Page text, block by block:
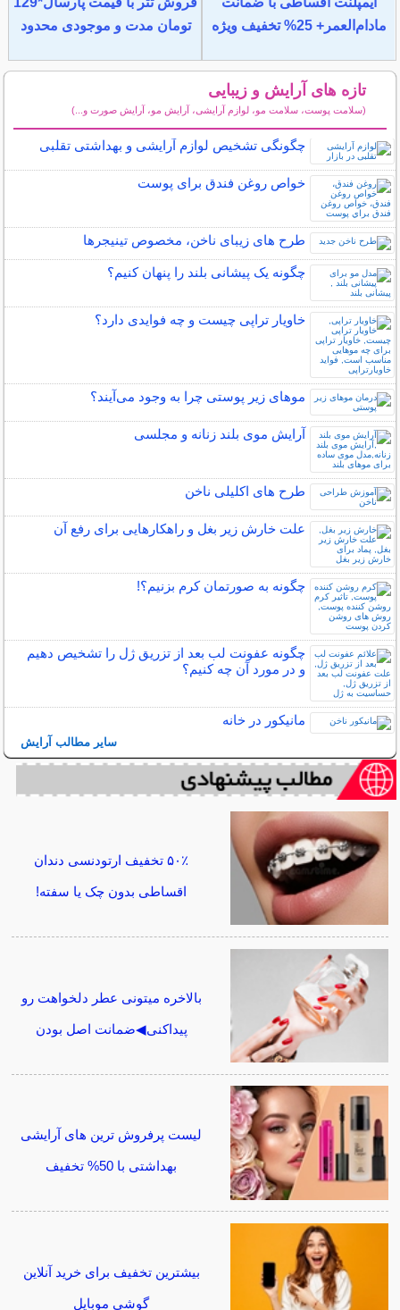
مادام‌العمر+ 25% تخفیف ویژه
تومان مدت و موجودی محدود
تازه های آرایش و زیبایی
(سلامت پوست، سلامت مو، لوازم آرایشی، آرایش مو، آرایش صورت و...)
چگونگی تشخیص لوازم آرایشی و بهداشتی تقلبی
خواص روغن فندق برای پوست
طرح های زیبای ناخن، مخصوص تینیجرها
چگونه یک پیشانی بلند را پنهان کنیم؟
خاویار تراپی چیست و چه فوایدی دارد؟
مو‌های زیر پوستی چرا به وجود می‌آیند؟
آرایش موی بلند زنانه و مجلسی
طرح های اکلیلی ناخن
علت خارش زیر بغل و راهکارهایی برای رفع آن
چگونه به صورتمان کرم بزنیم؟!
چگونه عفونت لب بعد از تزریق ژل را تشخیص دهیم
و در مورد آن چه کنیم؟
مانیکور در خانه
سایر مطالب آرایش
۵۰٪ تخفیف ارتودنسی دندان
اقساطی بدون چک یا سفته!
بالاخره میتونی عطر دلخواهت رو
پیداکنی◀ضمانت اصل بودن
لیست پرفروش ترین های آرایشی
بهداشتی با 50% تخفیف
بیشترین تخفیف برای خرید آنلاین
گوشی موبایل